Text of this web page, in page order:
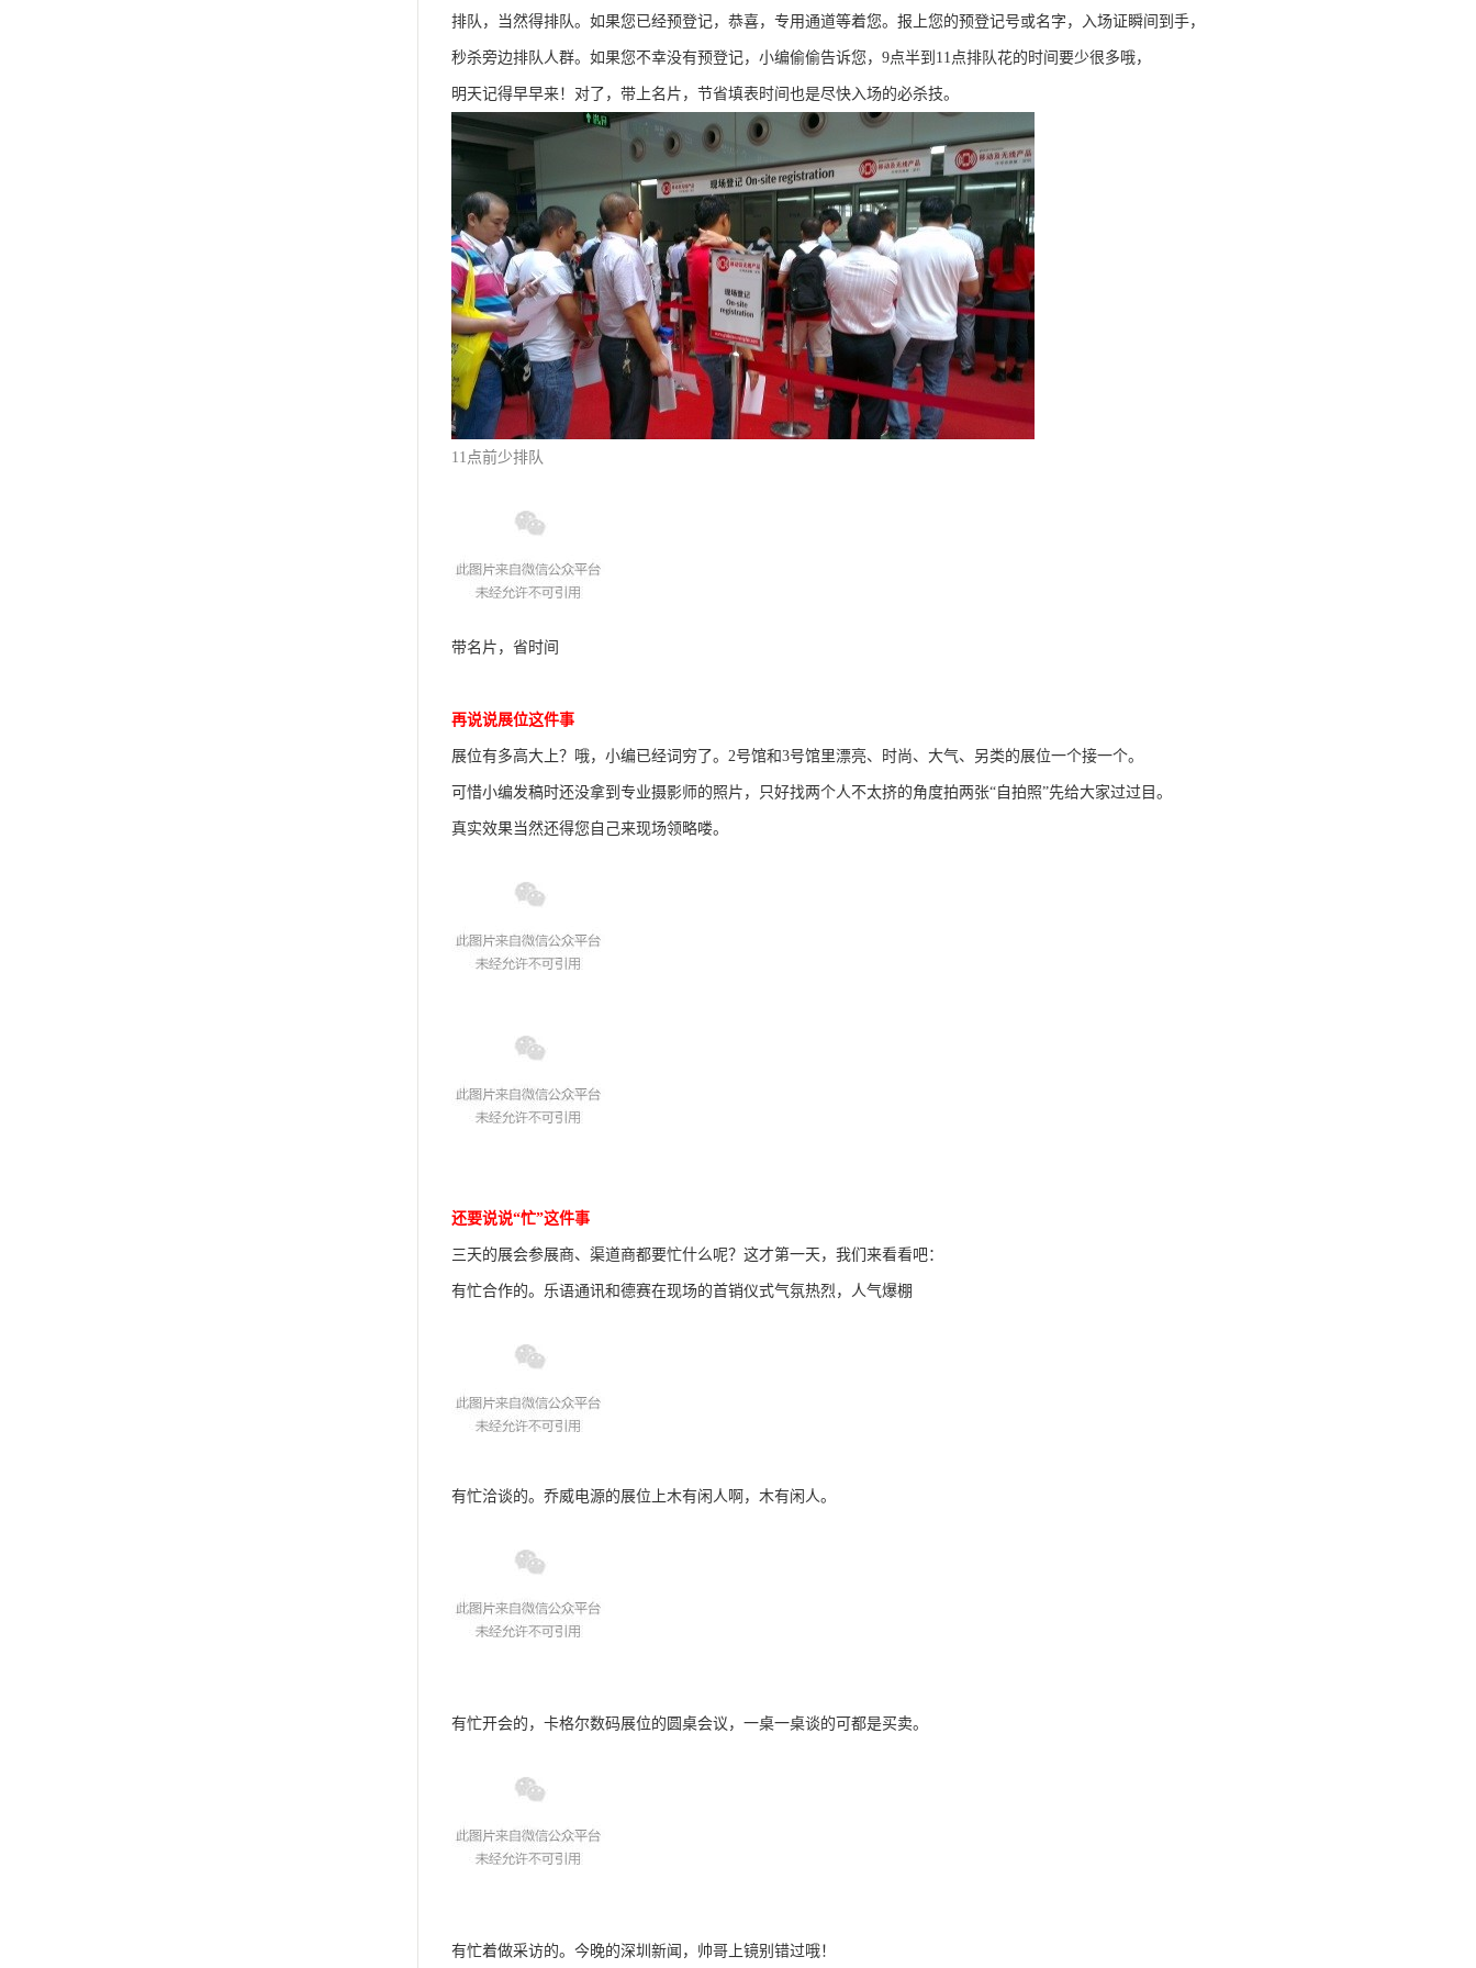
排队，当然得排队。如果您已经预登记，恭喜，专用通道等着您。报上您的预登记号或名字，入场证瞬间到手，
秒杀旁边排队人群。如果您不幸没有预登记，小编偷偷告诉您，9点半到11点排队花的时间要少很多哦，
明天记得早早来！对了，带上名片，节省填表时间也是尽快入场的必杀技。
11点前少排队
带名片，省时间
再说说展位这件事
展位有多高大上？哦，小编已经词穷了。2号馆和3号馆里漂亮、时尚、大气、另类的展位一个接一个。
可惜小编发稿时还没拿到专业摄影师的照片，只好找两个人不太挤的角度拍两张“自拍照”先给大家过过目 。
真实效果当然还得您自己来现场领略喽。
还要说说“忙”这件事
三天的展会参展商、渠道商都要忙什么呢？这才第一天，我们来看看吧：
有忙合作的。乐语通讯和德赛在现场的首销仪式气氛热烈，人气爆棚
有忙洽谈的。乔威电源的展位上木有闲人啊，木有闲人。
有忙开会的，卡格尔数码展位的圆桌会议，一桌一桌谈的可都是买卖。
有忙着做采访的。今晚的深圳新闻，帅哥上镜别错过哦！